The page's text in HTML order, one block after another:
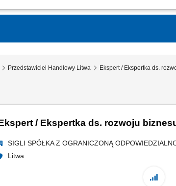
Opis stanowiska: Budowanie długofalowej
Przedstawiciel Handlowy Litwa Ekspert / Ekspertka ds.
/ Ekspertka ds. rozwoju
SIGLI SPÓŁKA Z OGRANICZONĄ
Litwa